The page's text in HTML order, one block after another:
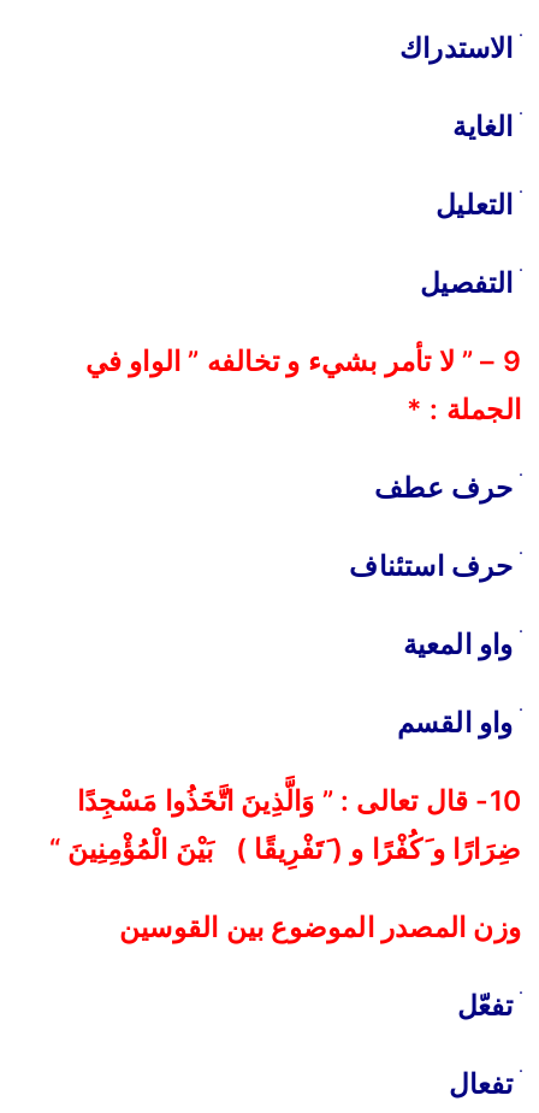
الاستدراك
الغاية
التعليل
التفصيل
9 – ” لا تأمر بشيء و تخالفه ” الواو في
الجملة : *
حرف عطف
حرف استئناف
واو المعية
واو القسم
10- قال تعالى : ” وَالَّذِينَ اتَّخَذُوا مَسْجِدًا
ضِرَارًا و َكُفْرًا
و ( َتَفْرِيقًا ) بَيْنَ الْمُؤْمِنِينَ “
وزن المصدر الموضوع بين القوسين
ׄتفعّل
ׄتفعال